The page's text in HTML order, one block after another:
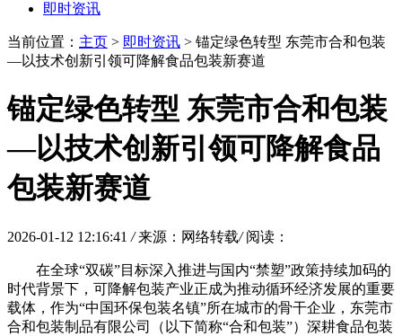
即时资讯
当前位置： 主页 > 即时资讯 > 锚定绿色转型 东莞市合和包装
—以技术创新引领可降解食品包装新赛道
锚定绿色转型 东莞市合和包装
—以技术创新引领可降解食品
包装新赛道
2026-01-12 12:16:41 / 来源：网络转载/ 阅读：
在全球“双碳”目标深入推进与国内“禁塑”政策持续加码的
时代背景下，可降解包装产业正成为推动循环经济发展的重要
载体，作为“中国环保包装名镇”所在城市的骨干企业，东莞市
合和包装制品有限公司（以下简称“合和包装”）深耕食品包装